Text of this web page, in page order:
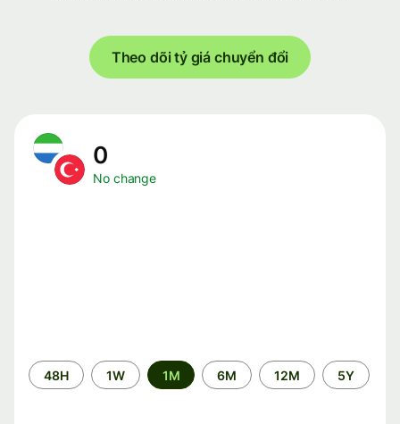
Theo dõi tỷ giá chuyển đổi
0
No change
Time
period
48H 1W 1M 6M 12M 5Y